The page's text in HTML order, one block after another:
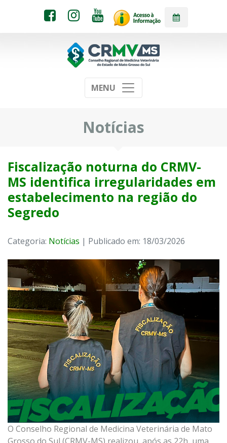
MENU
Notícias
Fiscalização noturna do CRMV-
MS identifica irregularidades em
estabelecimento na região do
Segredo
Categoria: Notícias | Publicado em: 18/03/2026
O Conselho Regional de Medicina Veterinária de Mato